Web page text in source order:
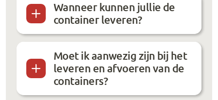
Wanneer kunnen jullie de
container leveren?
Moet ik aanwezig zijn bij het
leveren en afvoeren van de
containers?